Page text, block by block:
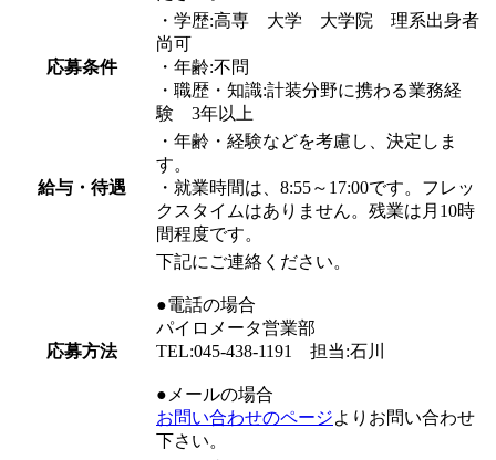
応募条件
・学歴:高専 大学 大学院 理系出身者
尚可
・年齢:不問
・職歴・知識:計装分野に携わる業務経
験 3年以上
給与・待遇
・年齢・経験などを考慮し、決定しま
す。
・就業時間は、8:55～17:00です。フレッ
クスタイムはありません。残業は月10時
間程度です。
応募方法
下記にご連絡ください。
●電話の場合
パイロメータ営業部
TEL:045-438-1191 担当:石川
●メールの場合
お問い合わせのページよりお問い合わせ
下さい。